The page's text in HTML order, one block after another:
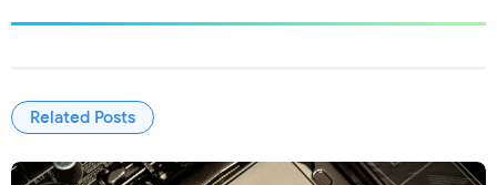
Related Posts